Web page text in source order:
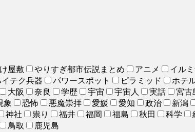
屋敷 やりすぎ都市伝説まとめ アニメ イル
イテク兵器 パワースポット ピラミッド ホテ
大阪 奈良 学歴 宇宙 宇宙人 実話 宮古
象 恐怖 悪魔崇拝 愛媛 愛知 政治 新潟
神社 祟り 福井 福岡 福島 秋田 科学
鳥取 鹿児島